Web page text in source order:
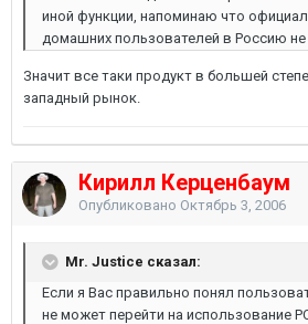
иной функции, напоминаю что
домашних пользователей в Россию не
Значит все таки продукт в большей
западный рынок.
Кирилл Керценбаум
Опубликовано Октябрь 3, 2006
Mr. Justice сказал:
Если я Вас правильно понял
не может перейти на использование